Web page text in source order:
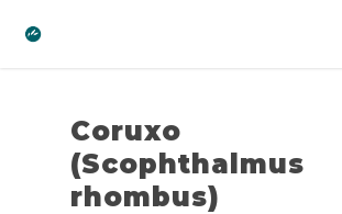
Coruxo
(Scophthalmus
rhombus)